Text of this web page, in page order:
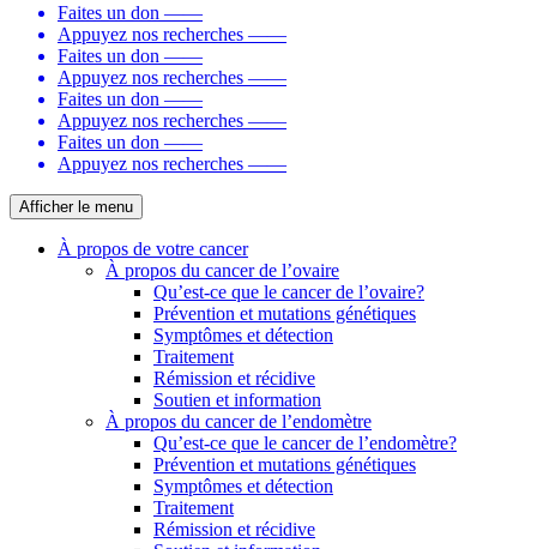
Faites un don ——
Appuyez nos recherches ——
Faites un don ——
Appuyez nos recherches ——
Faites un don ——
Appuyez nos recherches ——
Faites un don ——
Appuyez nos recherches ——
Afficher le menu
À propos de votre cancer
À propos du cancer de l’ovaire
Qu’est-ce que le cancer de l’ovaire?
Prévention et mutations génétiques
Symptômes et détection
Traitement
Rémission et récidive
Soutien et information
À propos du cancer de l’endomètre
Qu’est-ce que le cancer de l’endomètre?
Prévention et mutations génétiques
Symptômes et détection
Traitement
Rémission et récidive